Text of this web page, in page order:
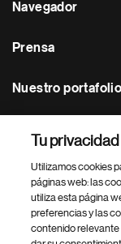
Navegador
Prensa
Nuestro portafolio
Footer Site Search
Tu
Utilizamos cookies
páginas web: las
utiliza esta página
preferencias y las
contenido relevante